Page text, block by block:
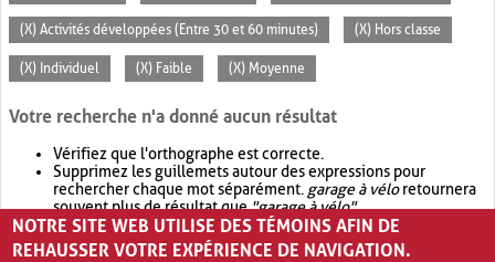
(X) Activités développées (Entre 30 et 60 minutes) (X) Hors classe
(X) Individuel (X) Faible (X) Moyenne
Votre recherche n'a donné aucun résultat
Vérifiez que l'orthographe est correcte.
Supprimez les guillemets autour des expressions pour
rechercher chaque mot séparément. garage à véloretournera
souvent plus de résultat que"garage à vélo".
Envisagez d'élargir votre recherche avec OR.garage OR vélo
retournera souvent plus de résultat quegarage à vélo
NOTRE SITE WEB UTILISE DES TÉMOINS AFIN DE
REHAUSSER VOTRE EXPÉRIENCE DE NAVIGATION.